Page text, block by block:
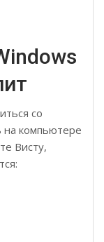
со
на компьютере
Висту,